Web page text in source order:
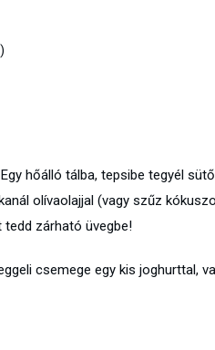
hőálló tálba, tepsibe tegyél
olívaolajjal (vagy szűz
tedd zárható üvegbe!
csemege egy kis joghurttal,